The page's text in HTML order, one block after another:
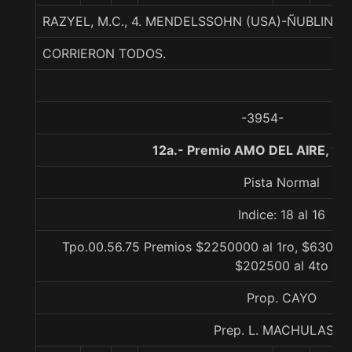
RAZYEL, M.C., 4. MENDELSSOHN (USA)-ÑUBLINA-
CORRIERON TODOS.
-3954-
12a.- Premio AMO DEL AIRE,
Pista Normal
Indice: 18 al 16
Tpo.00.56.75 Premios $2250000 al 1ro,
$202500 al 4to
Prop. CAYO
Prep. L. MACHULAS G.